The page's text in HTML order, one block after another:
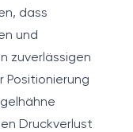
dass
und
zuverlässigen
Positionierung
Druckverlust